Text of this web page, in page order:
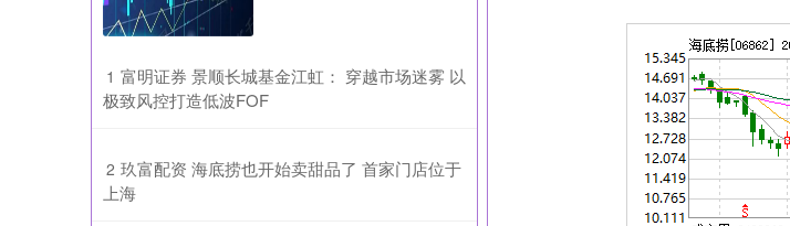
1 ​富明证券 景顺长城基金江虹： 穿越市场迷雾 以
极致风控打造低波FOF
2 ​玖富配资 海底捞也开始卖甜品了 首家门店位于
上海